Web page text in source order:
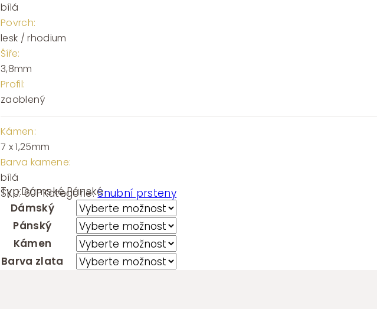
bílá
Povrch:
lesk / rhodium
Šíře:
3,8mm
Profil:
zaoblený
Kámen:
7 x 1,25mm
Barva kamene:
bílá
SKU:60PKategorie:Snubní prsteny
Typ:Dámské,Pánské
Dámský
Pánský
Kámen
Barva zlata